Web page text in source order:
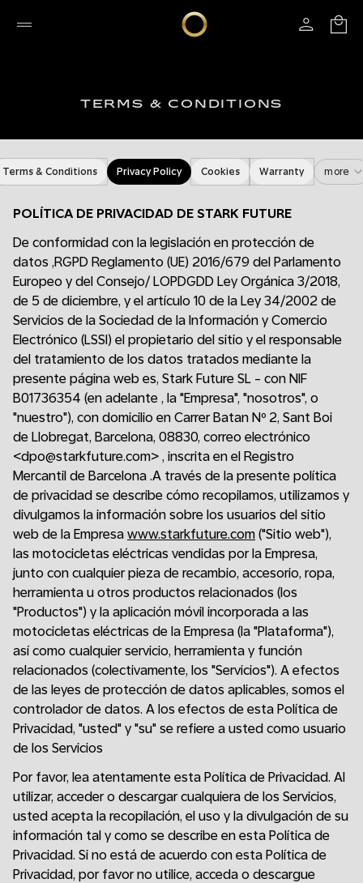
TERMS & CONDITIONS
Terms & Conditions Privacy Policy Cookies Warranty more
POLÍTICA DE PRIVACIDAD DE STARK FUTURE
De conformidad con la legislación en protección de
datos ,RGPD Reglamento (UE) 2016/679 del Parlamento
Europeo y del Consejo/ LOPDGDD Ley Orgánica 3/2018,
de 5 de diciembre, y el artículo 10 de la Ley 34/2002 de
Servicios de la Sociedad de la Información y Comercio
Electrónico (LSSI) el propietario del sitio y el responsable
del tratamiento de los datos tratados mediante la
presente página web es, Stark Future SL - con NIF
B01736354 (en adelante , la "Empresa", "nosotros", o
"nuestro"), con domicilio en Carrer Batan Nº 2, Sant Boi
de Llobregat, Barcelona, 08830, correo electrónico
<dpo@starkfuture.com> , inscrita en el Registro
Mercantil de Barcelona .A través de la presente política
de privacidad se describe cómo recopilamos, utilizamos y
divulgamos la información sobre los usuarios del sitio
web de la Empresa www.starkfuture.com ("Sitio web"),
las motocicletas eléctricas vendidas por la Empresa,
junto con cualquier pieza de recambio, accesorio, ropa,
herramienta u otros productos relacionados (los
"Productos") y la aplicación móvil incorporada a las
motocicletas eléctricas de la Empresa (la "Plataforma"),
así como cualquier servicio, herramienta y función
relacionados (colectivamente, los "Servicios"). A efectos
de las leyes de protección de datos aplicables, somos el
controlador de datos. A los efectos de esta Política de
Privacidad, "usted" y "su" se refiere a usted como usuario
de los Servicios
Por favor, lea atentamente esta Política de Privacidad. Al
utilizar, acceder o descargar cualquiera de los Servicios,
usted acepta la recopilación, el uso y la divulgación de su
información tal y como se describe en esta Política de
Privacidad. Si no está de acuerdo con esta Política de
Privacidad, por favor no utilice, acceda o descargue